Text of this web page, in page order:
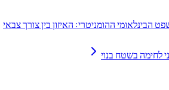
ההומניטרי: האיזון בין צורך צבאי
בשטח בנוי